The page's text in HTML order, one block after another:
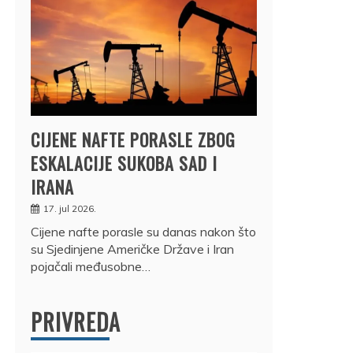
CIJENE NAFTE PORASLE ZBOG
ESKALACIJE SUKOBA SAD I
IRANA
17. jul 2026.
Cijene nafte porasle su danas nakon što
su Sjedinjene Američke Države i Iran
pojačali međusobne…
PRIVREDA